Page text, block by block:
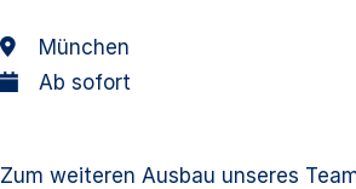
München
Ab sofort
Zum weiteren Ausbau unseres